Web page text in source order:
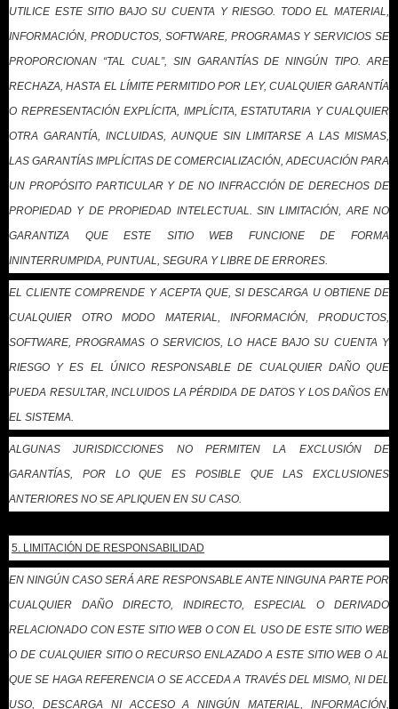
UTILICE ESTE SITIO BAJO SU CUENTA Y RIESGO. TODO EL MATERIAL,
INFORMACIÓN, PRODUCTOS, SOFTWARE, PROGRAMAS Y SERVICIOS SE
PROPORCIONAN “TAL CUAL”, SIN GARANTÍAS DE NINGÚN TIPO. ARE
RECHAZA, HASTA EL LÍMITE PERMITIDO POR LEY, CUALQUIER GARANTÍA
O REPRESENTACIÓN EXPLÍCITA, IMPLÍCITA, ESTATUTARIA Y CUALQUIER
OTRA GARANTÍA, INCLUIDAS, AUNQUE SIN LIMITARSE A LAS MISMAS,
LAS GARANTÍAS IMPLÍCITAS DE COMERCIALIZACIÓN, ADECUACIÓN PARA
UN PROPÓSITO PARTICULAR Y DE NO INFRACCIÓN DE DERECHOS DE
PROPIEDAD Y DE PROPIEDAD INTELECTUAL. SIN LIMITACIÓN, ARE NO
GARANTIZA QUE ESTE SITIO WEB FUNCIONE DE FORMA
ININTERRUMPIDA, PUNTUAL, SEGURA Y LIBRE DE ERRORES.
EL CLIENTE COMPRENDE Y ACEPTA QUE, SI DESCARGA U OBTIENE DE
CUALQUIER OTRO MODO MATERIAL, INFORMACIÓN, PRODUCTOS,
SOFTWARE, PROGRAMAS O SERVICIOS, LO HACE BAJO SU CUENTA Y
RIESGO Y ES EL ÚNICO RESPONSABLE DE CUALQUIER DAÑO QUE
PUEDA RESULTAR, INCLUIDOS LA PÉRDIDA DE DATOS Y LOS DAÑOS EN
EL SISTEMA.
ALGUNAS JURISDICCIONES NO PERMITEN LA EXCLUSIÓN DE
GARANTÍAS, POR LO QUE ES POSIBLE QUE LAS EXCLUSIONES
ANTERIORES NO SE APLIQUEN EN SU CASO.
5. LIMITACIÓN DE RESPONSABILIDAD
EN NINGÚN CASO SERÁ ARE RESPONSABLE ANTE NINGUNA PARTE POR
CUALQUIER DAÑO DIRECTO, INDIRECTO, ESPECIAL O DERIVADO
RELACIONADO CON ESTE SITIO WEB O CON EL USO DE ESTE SITIO WEB
O DE CUALQUIER SITIO O RECURSO ENLAZADO A ESTE SITIO WEB O AL
QUE SE HAGA REFERENCIA O SE ACCEDA A TRAVÉS DEL MISMO, NI DEL
USO, DESCARGA NI ACCESO A NINGÚN MATERIAL, INFORMACIÓN,